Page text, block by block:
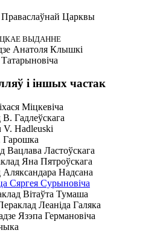
Царквы
ВЫДАННЕ
Анатоля Клышкi
і іншых частак
Міцкевіча
В. Гадлеўскага
V. Hadleuski
Гарошка
Вацлава Ластоўскага
Яна Пятроўскага
Надсана
Сяргея Сурыновіча
Вітаўта Тумаша
Леаніда Галяка
Язэпа Германовіча